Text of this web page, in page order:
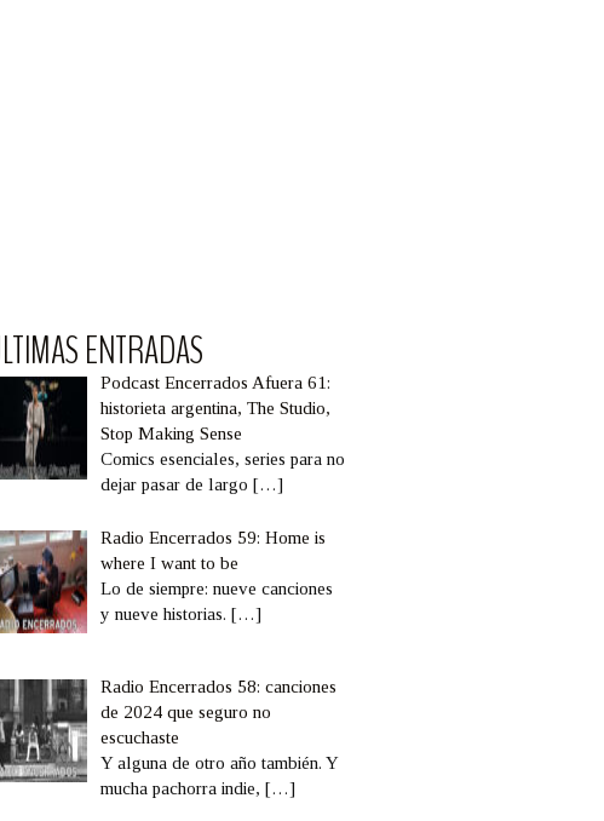
ENTRADAS
Podcast Encerrados Afuera 61:
historieta argentina, The Studio,
Stop Making Sense
Comics esenciales, series para no
dejar pasar de largo[…]
Radio Encerrados 59: Home is
where I want to be
Lo de siempre: nueve canciones
y nueve historias.[…]
Radio Encerrados 58: canciones
de 2024 que seguro no
escuchaste
Y alguna de otro año también. Y
mucha pachorra indie,[…]